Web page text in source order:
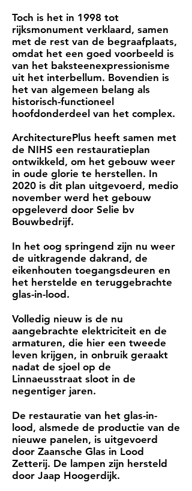
Toch is het in 1998 tot
rijksmonument verklaard, samen
met de rest van de begraafplaats,
omdat het een goed voorbeeld is
van het baksteenexpressionisme
uit het interbellum. Bovendien is
het van algemeen belang als
historisch-functioneel
hoofdonderdeel van het complex.
ArchitecturePlus heeft samen met
de NIHS een restauratieplan
ontwikkeld, om het gebouw weer
in oude glorie te herstellen. In
2020 is dit plan uitgevoerd, medio
november werd het gebouw
opgeleverd door Selie bv
Bouwbedrijf.
In het oog springend zijn nu weer
de uitkragende dakrand, de
eikenhouten toegangsdeuren en
het herstelde en teruggebrachte
glas-in-lood.
Volledig nieuw is de nu
aangebrachte elektriciteit en de
armaturen, die hier een tweede
leven krijgen, in onbruik geraakt
nadat de sjoel op de
Linnaeusstraat sloot in de
negentiger jaren.
De restauratie van het glas-in-
lood, alsmede de productie van de
nieuwe panelen, is uitgevoerd
door Zaansche Glas in Lood
Zetterij. De lampen zijn hersteld
door Jaap Hoogerdijk.